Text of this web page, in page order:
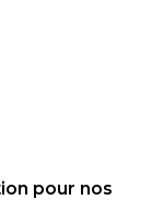
pour nos